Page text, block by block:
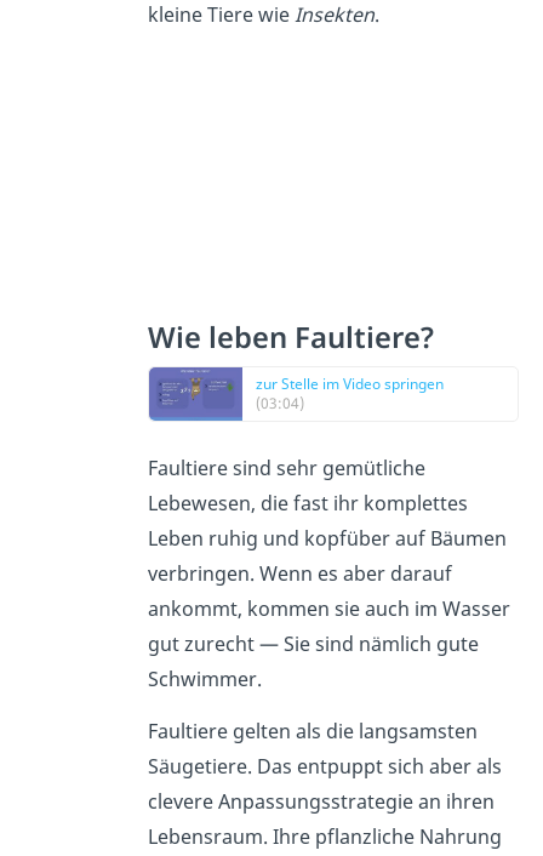
kleine Tiere wieInsekten.
Wie leben Faultiere?
zur Stelle im Video springen
(03:04)
Faultiere sind sehr gemütliche
Lebewesen, die fast ihr komplettes
Leben ruhig und kopfüber auf Bäumen
verbringen. Wenn es aber darauf
ankommt, kommen sie auch im Wasser
gut zurecht — Sie sind nämlich gute
Schwimmer.
Faultiere gelten als die langsamsten
Säugetiere. Das entpuppt sich aber als
clevere Anpassungsstrategie an ihren
Lebensraum. Ihre pflanzliche Nahrung